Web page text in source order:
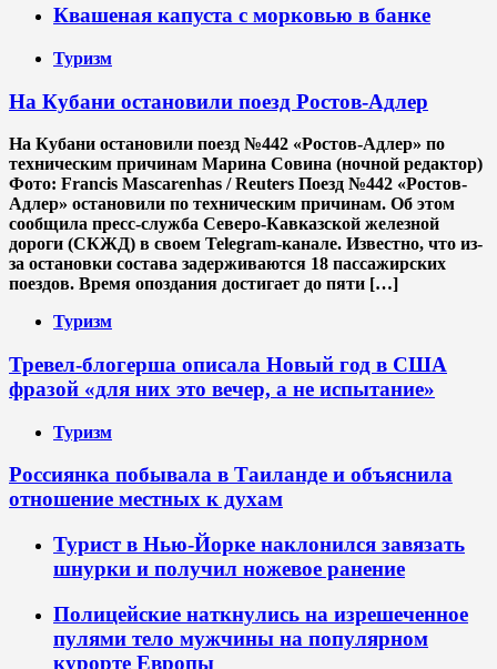
Квашеная капуста с морковью в банке
Туризм
На Кубани остановили поезд Ростов-Адлер
На Кубани остановили поезд №442 «Ростов-Адлер» по
техническим причинам Марина Совина (ночной редактор)
Фото: Francis Mascarenhas / Reuters Поезд №442 «Ростов-
Адлер» остановили по техническим причинам. Об этом
сообщила пресс-служба Северо-Кавказской железной
дороги (СКЖД) в своем Telegram-канале. Известно, что из-
за остановки состава задерживаются 18 пассажирских
поездов. Время опоздания достигает до пяти […]
Туризм
Тревел-блогерша описала Новый год в США
фразой «для них это вечер, а не испытание»
Туризм
Россиянка побывала в Таиланде и объяснила
отношение местных к духам
Турист в Нью-Йорке наклонился завязать
шнурки и получил ножевое ранение
Полицейские наткнулись на изрешеченное
пулями тело мужчины на популярном
курорте Европы